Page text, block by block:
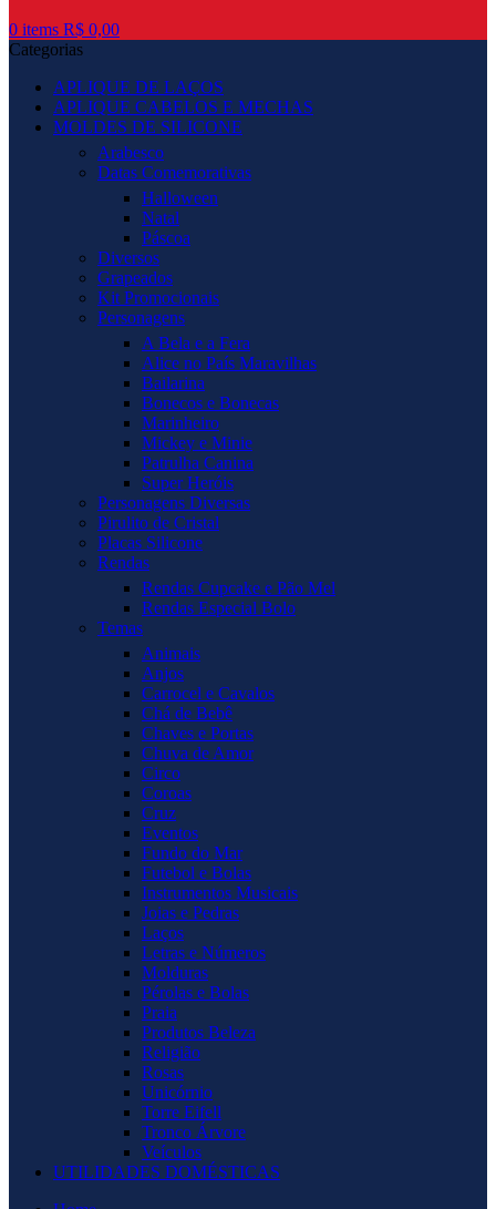
0 items R$ 0,00
Categorias
APLIQUE DE LAÇOS
APLIQUE CABELOS E MECHAS
MOLDES DE SILICONE
Arabesco
Datas Comemorativas
Halloween
Natal
Páscoa
Diversos
Grapeados
Kit Promocionais
Personagens
A Bela e a Fera
Alice no País Maravilhas
Bailarina
Bonecos e Bonecas
Marinheiro
Mickey e Minie
Patrulha Canina
Super Heróis
Personagens Diversas
Pirulito de Cristal
Placas Silicone
Rendas
Rendas Cupcake e Pão Mel
Rendas Especial Bolo
Temas
Animais
Anjos
Carrocel e Cavalos
Chá de Bebê
Chaves e Portas
Chuva de Amor
Circo
Coroas
Cruz
Eventos
Fundo do Mar
Futebol e Bolas
Instrumentos Musicais
Joias e Pedras
Laços
Letras e Números
Molduras
Pérolas e Bolas
Praia
Produtos Beleza
Religião
Rosas
Unicórnio
Torre Eifell
Tronco Árvore
Veículos
UTILIDADES DOMÉSTICAS